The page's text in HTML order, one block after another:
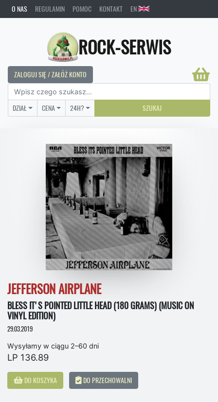
O NAS REGULAMIN POMOC KONTAKT EN
ROCK-SERWIS
ZALOGUJ SIĘ / ZAŁÓŻ KONTO
DZIAŁ CENA 24H? SZUKAJ
JEFFERSON AIRPLANE
BLESS IT'S POINTED LITTLE HEAD (180 GRAMS) (MUSIC ON
VINYL EDITION)
29.03.2019
Wysyłamy w ciągu 2–60 dni
LP 136.89
DO KOSZYKA DO PRZECHOWALNI